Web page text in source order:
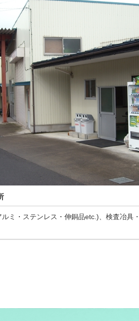
ミ・ステンレス・伸銅品etc.)、検査冶具